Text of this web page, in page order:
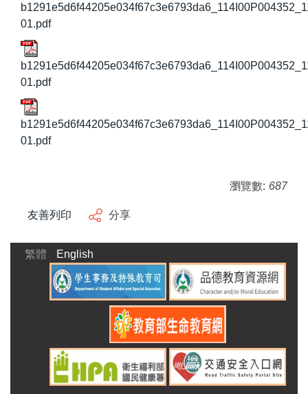
01.pdf
01.pdf
01.pdf
瀏覽數: 687
友善列印 分享
繁體 English